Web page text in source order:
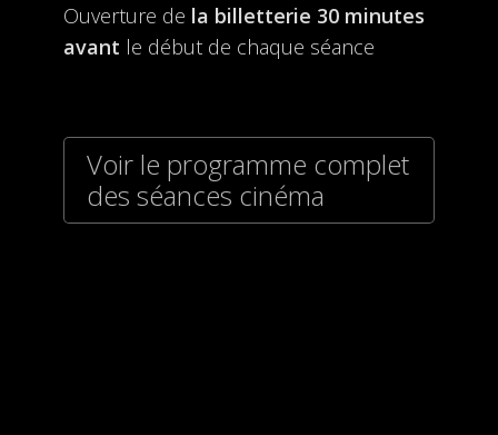
Ouverture de la billetterie 30 minutes
avant le début de chaque séance
Voir le programme complet
des séances cinéma